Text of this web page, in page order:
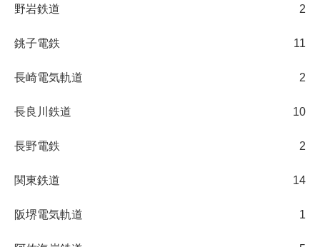
野岩鉄道 2
銚子電鉄 11
長崎電気軌道 2
長良川鉄道 10
長野電鉄 2
関東鉄道 14
阪堺電気軌道 1